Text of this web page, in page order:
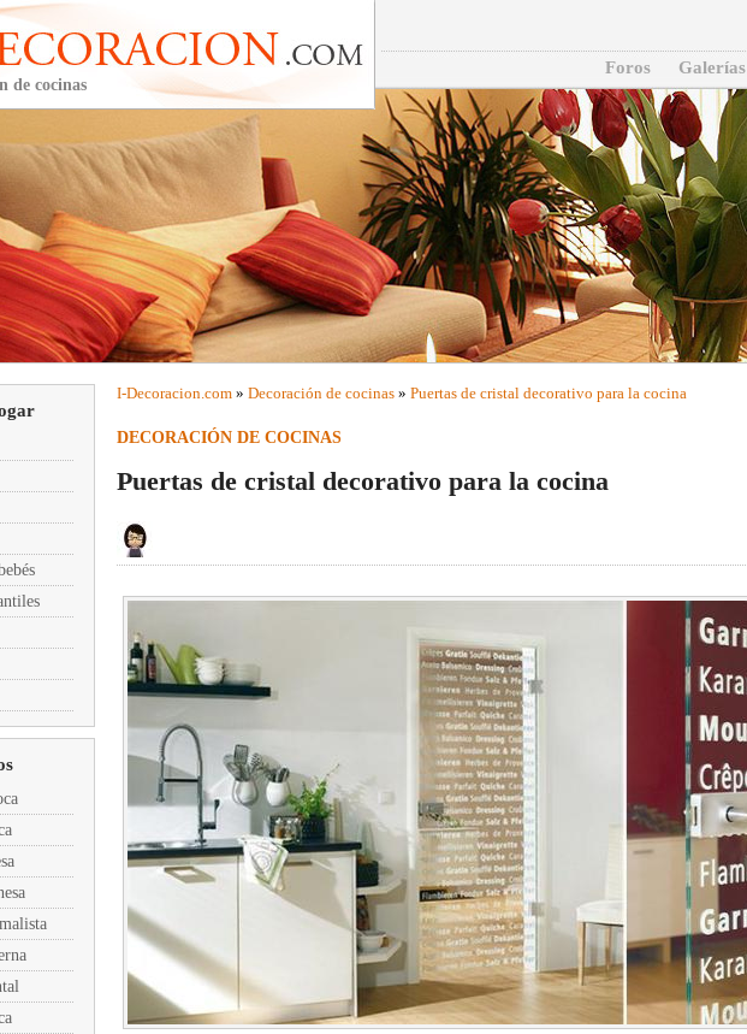
de cocinas
Foros Galerías
I-Decoracion.com » Decoración de cocinas » Puertas de cristal decorativo para la cocina
DECORACIÓN DE COCINAS
Puertas de cristal decorativo para la cocina